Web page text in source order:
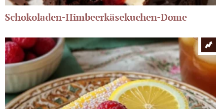
Schokoladen-Himbeerkäsekuchen-Dome